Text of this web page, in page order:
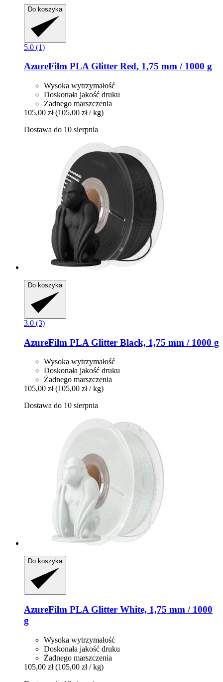
Do koszyka
5.0 (1)
AzureFilm PLA Glitter Red, 1,75 mm / 1000 g
Wysoka wytrzymałość
Doskonała jakość druku
Żadnego marszczenia
105,00 zł (105,00 zł / kg)
Dostawa do 10 sierpnia
Do koszyka
3.0 (3)
AzureFilm PLA Glitter Black, 1,75 mm / 1000 g
Wysoka wytrzymałość
Doskonała jakość druku
Żadnego marszczenia
105,00 zł (105,00 zł / kg)
Dostawa do 10 sierpnia
Do koszyka
AzureFilm PLA Glitter White, 1,75 mm / 1000
g
Wysoka wytrzymałość
Doskonała jakość druku
Żadnego marszczenia
105,00 zł (105,00 zł / kg)